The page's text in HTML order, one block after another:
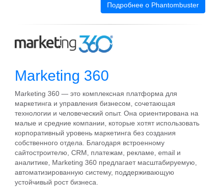
Подробнее о Phantombuster
Marketing 360
Marketing 360 — это комплексная платформа для
маркетинга и управления бизнесом, сочетающая
технологии и человеческий опыт. Она ориентирована на
малые и средние компании, которые хотят использовать
корпоративный уровень маркетинга без создания
собственного отдела. Благодаря встроенному
сайтостроителю, CRM, платежам, рекламе, email и
аналитике, Marketing 360 предлагает масштабируемую,
автоматизированную систему, поддерживающую
устойчивый рост бизнеса.